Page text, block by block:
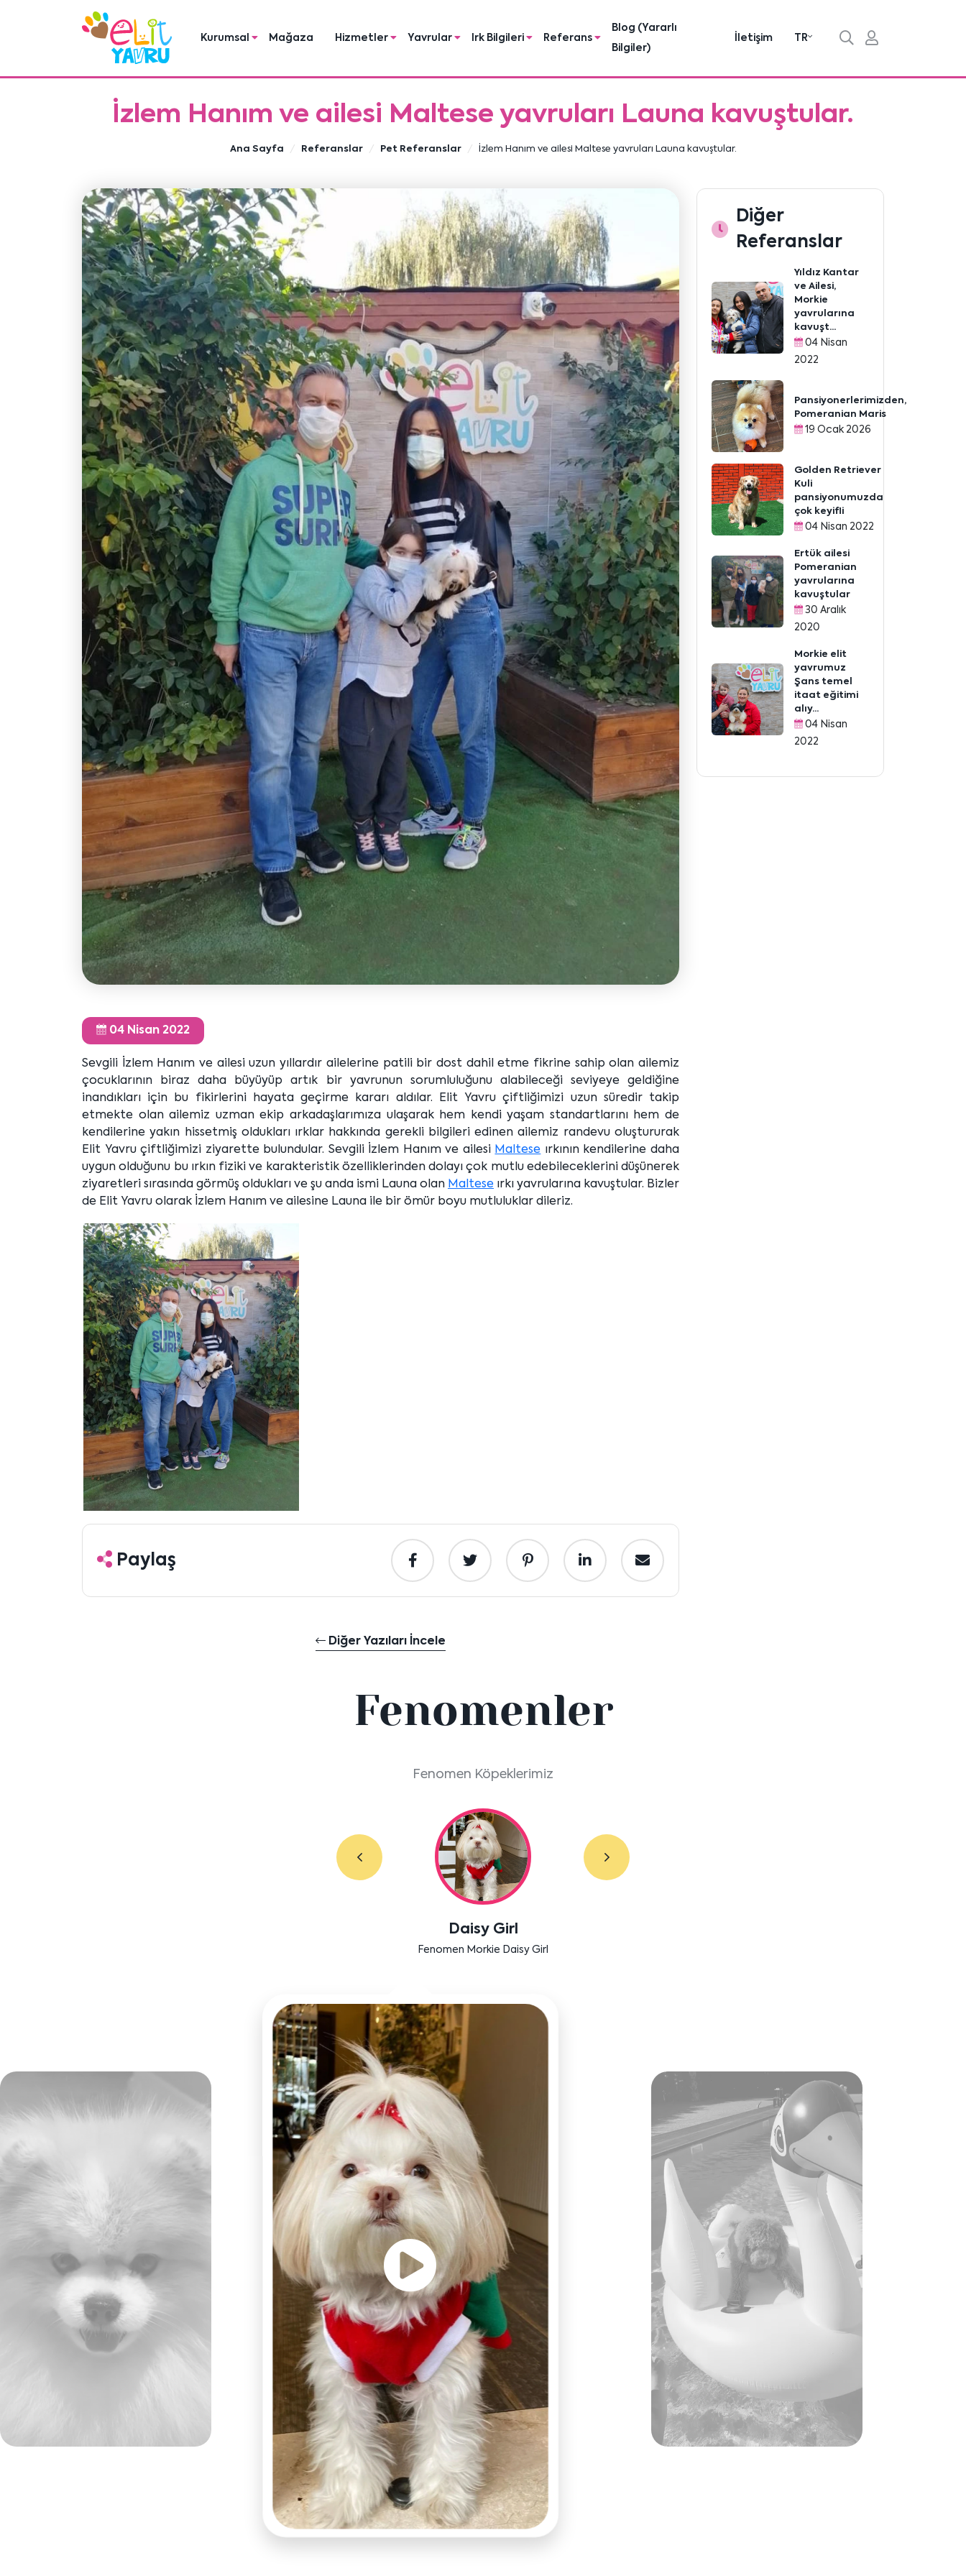
Kurumsal Mağaza Hizmetler Yavrular Irk Bilgileri Referans
Blog (Yararlı
Bilgiler)
İletişim TR
İzlem Hanım ve ailesi Maltese yavruları Launa kavuştular.
Ana Sayfa Referanslar Pet Referanslar İzlem Hanım ve ailesi Maltese yavruları Launa kavuştular.
04 Nisan 2022
Sevgili İzlem Hanım ve ailesi uzun yıllardır ailelerine patili bir dost dahil etme fikrine sahip olan ailemiz
çocuklarının biraz daha büyüyüp artık bir yavrunun sorumluluğunu alabileceği seviyeye geldiğine
inandıkları için bu fikirlerini hayata geçirme kararı aldılar. Elit Yavru çiftliğimizi uzun süredir takip
etmekte olan ailemiz uzman ekip arkadaşlarımıza ulaşarak hem kendi yaşam standartlarını hem de
kendilerine yakın hissetmiş oldukları ırklar hakkında gerekli bilgileri edinen ailemiz randevu oluştururak
Elit Yavru çiftliğimizi ziyarette bulundular. Sevgili İzlem Hanım ve ailesi Maltese ırkının kendilerine daha
uygun olduğunu bu ırkın fiziki ve karakteristik özelliklerinden dolayı çok mutlu edebileceklerini düşünerek
ziyaretleri sırasında görmüş oldukları ve şu anda ismi Launa olan Maltese ırkı yavrularına kavuştular. Bizler
de Elit Yavru olarak İzlem Hanım ve ailesine Launa ile bir ömür boyu mutluluklar dileriz.
Paylaş
Diğer Yazıları İncele
Diğer
Referanslar
Yıldız Kantar
ve Ailesi,
Morkie
yavrularına
kavuşt...
04 Nisan
2022
Pansiyonerlerimizden,
Pomeranian Maris
19 Ocak 2026
Golden Retriever
Kuli
pansiyonumuzda
çok keyifli
04 Nisan 2022
Ertük ailesi
Pomeranian
yavrularına
kavuştular
30 Aralık
2020
Morkie elit
yavrumuz
Şans temel
itaat eğitimi
alıy...
04 Nisan
2022
Fenomenler
Fenomen Köpeklerimiz
Labradoodle Bruno
Bensu Soral'ın dostu Bruno